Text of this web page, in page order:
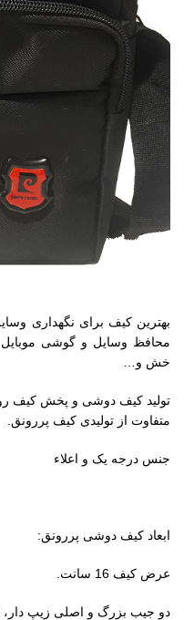
بهترین کیف برای نگهداری
محافظ وسایل و گوشی
خش و…
تولید کیف دوشی و پخش کیف
متفاوت از تولیدی کیف پررونق.
جنس درجه یک و اعلاء
ابعاد کیف دوشی پررونق:
عرض کیف 16 سانت.
دو جیب بزرگ و اصلی زیپ دار، هریک